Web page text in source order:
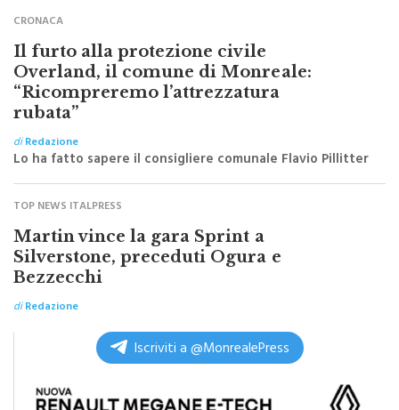
CRONACA
Il furto alla protezione civile
Overland, il comune di Monreale:
“Ricompreremo l’attrezzatura
rubata”
diRedazione
Lo ha fatto sapere il consigliere comunale Flavio Pillitter
TOP NEWS ITALPRESS
Martin vince la gara Sprint a
Silverstone, preceduti Ogura e
Bezzecchi
diRedazione
Iscriviti a @MonrealePress